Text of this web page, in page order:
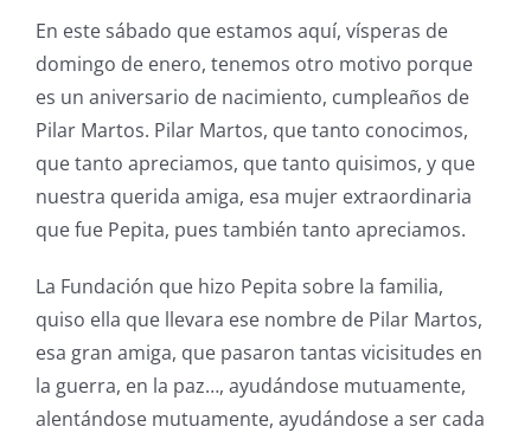
En este sábado que estamos aquí, vísperas de
domingo de enero, tenemos otro motivo porque
es un aniversario de nacimiento, cumpleaños de
Pilar Martos. Pilar Martos, que tanto conocimos,
que tanto apreciamos, que tanto quisimos, y que
nuestra querida amiga, esa mujer extraordinaria
que fue Pepita, pues también tanto apreciamos.
La Fundación que hizo Pepita sobre la familia,
quiso ella que llevara ese nombre de Pilar Martos,
esa gran amiga, que pasaron tantas vicisitudes en
la guerra, en la paz…, ayudándose mutuamente,
alentándose mutuamente, ayudándose a ser cada